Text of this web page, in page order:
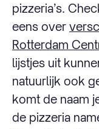
pizzeria’s.
eens over
Rotterdam
lijstjes uit
natuurlijk ook
komt de naam
de pizzeria